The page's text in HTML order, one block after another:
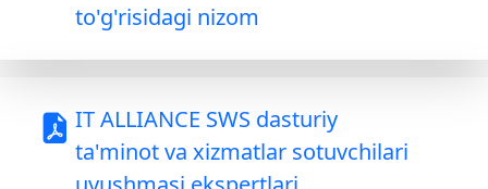
to'g'risidagi nizom
IT ALLIANCE SWS dasturiy
ta'minot va xizmatlar sotuvchilari